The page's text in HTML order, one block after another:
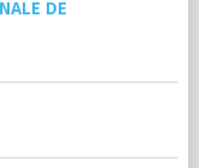
DE